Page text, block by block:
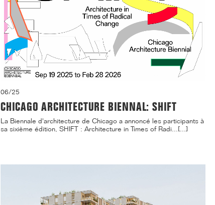
06/25
CHICAGO ARCHITECTURE BIENNAL: SHIFT
La Biennale d'architecture de Chicago a annoncé les participants à
sa sixième édition, SHIFT : Architecture in Times of Radi...[...]